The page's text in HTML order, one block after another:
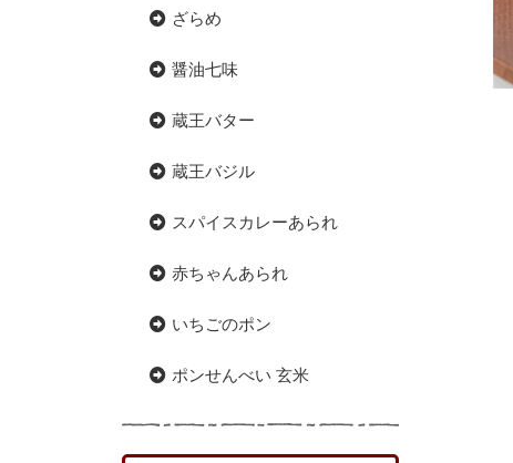
ざらめ
醤油七味
蔵王バター
蔵王バジル
スパイスカレーあられ
赤ちゃんあられ
いちごのポン
ポンせんべい 玄米